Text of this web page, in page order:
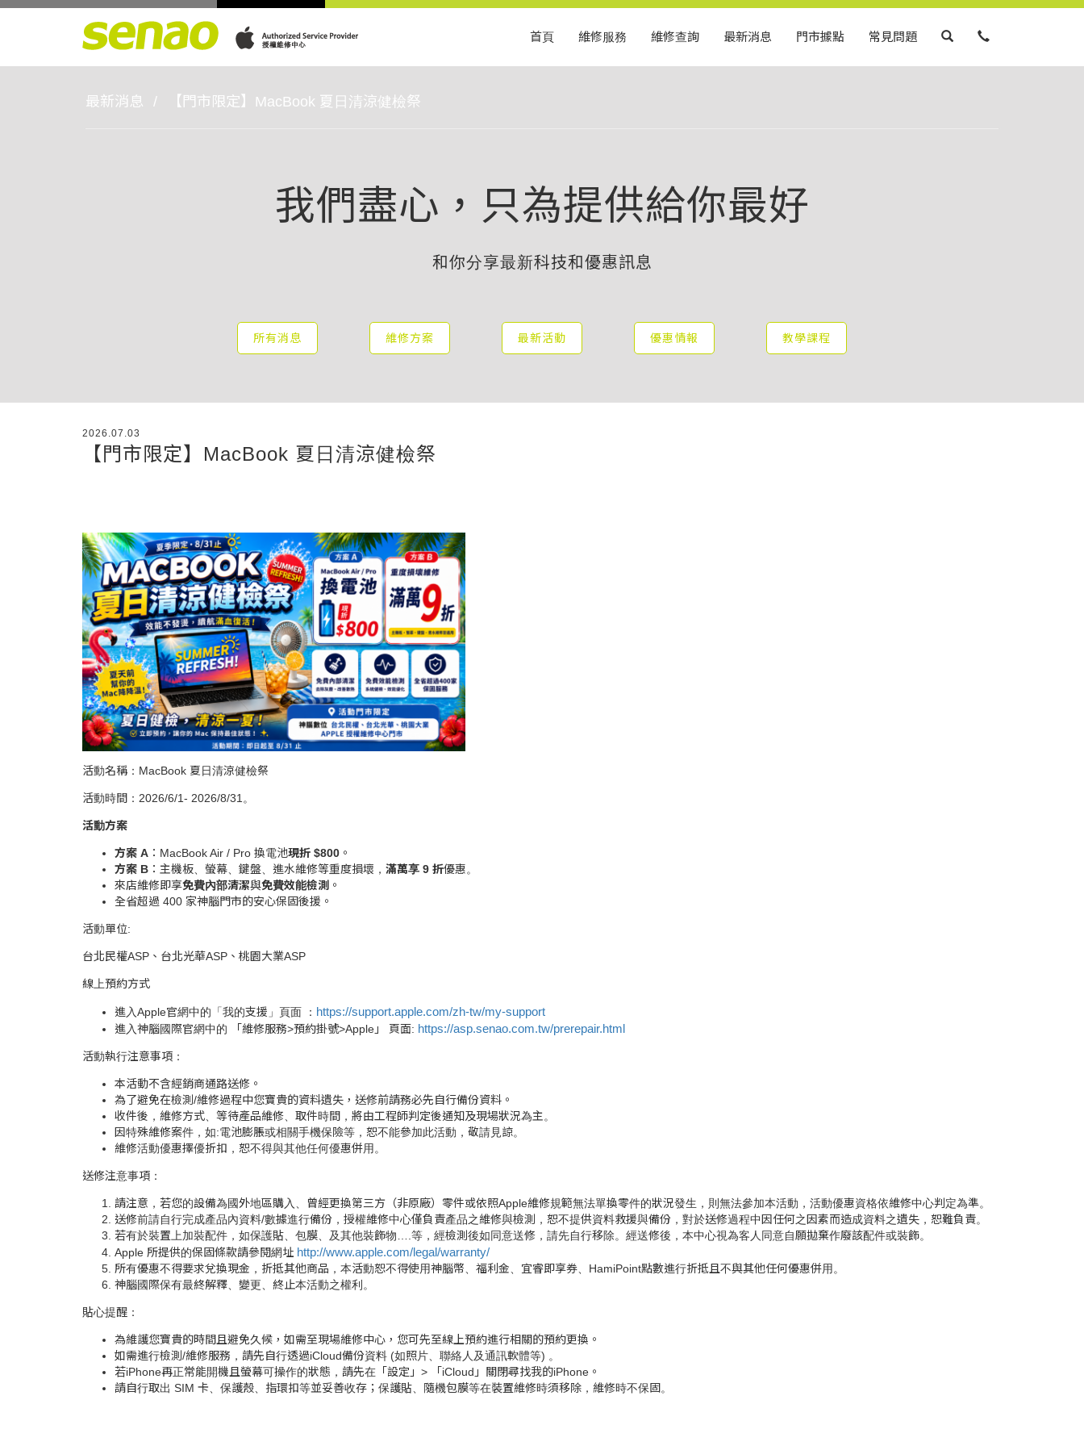
首頁 維修服務 維修查詢 最新消息 門市據點 常見問題
最新消息 【門市限定】MacBook 夏日清涼健檢祭
我們盡心，只為提供給你最好
和你分享最新科技和優惠訊息
所有消息 維修方案 最新活動 優惠情報 教學課程
2026.07.03
【門市限定】MacBook 夏日清涼健檢祭
活動名稱：MacBook 夏日清涼健檢祭
活動時間：2026/6/1- 2026/8/31。
活動方案
方案 A ：MacBook Air / Pro 換電池現折 $800 。
方案 B ：主機板、螢幕、鍵盤、進水維修等重度損壞， 滿萬享 9 折優惠。
來店維修即享免費內部清潔與免費效能檢測 。
全省超過 400 家神腦門市的安心保固後援。
活動單位:
台北民權ASP、台北光華ASP、桃園大業ASP
線上預約方式
進入Apple官網中的「我的支援」頁面 ： https://support.apple.com/zh-tw/my-support
進入神腦國際官網中的 「維修服務>預約掛號>Apple」 頁面: https://asp.senao.com.tw/prerepair.html
活動執行注意事項：
本活動不含經銷商通路送修。
為了避免在檢測/維修過程中您寶貴的資料遺失，送修前請務必先自行備份資料。
收件後，維修方式、等待產品維修、取件時間，將由工程師判定後通知及現場狀況為主。
因特殊維修案件，如:電池膨脹或相關手機保險等，恕不能參加此活動，敬請見諒。
維修活動優惠擇優折扣，恕不得與其他任何優惠併用。
送修注意事項：
請注意，若您的設備為國外地區購入、曾經更換第三方（非原廠）零件或依照Apple維修規範無法單換零件的狀況發生，則無法參加本活動，活動優惠資格依維修中心判定為準。
送修前請自行完成產品內資料/數據進行備份，授權維修中心僅負責產品之維修與檢測，恕不提供資料救援與備份，對於送修過程中因任何之因素而造成資料之遺失，恕難負責。
若有於裝置上加裝配件，如保護貼、包膜、及其他裝飾物….等，經檢測後如同意送修，請先自行移除。經送修後，本中心視為客人同意自願拋棄作廢該配件或裝飾。
Apple 所提供的保固條款請參閱網址 http://www.apple.com/legal/warranty/
所有優惠不得要求兌換現金，折抵其他商品，本活動恕不得使用神腦幣、福利金、宜睿即享券、HamiPoint點數進行折抵且不與其他任何優惠併用。
神腦國際保有最終解釋、變更、終止本活動之權利。
貼心提醒：
為維護您寶貴的時間且避免久候，如需至現場維修中心，您可先至線上預約進行相關的預約更換。
如需進行檢測/維修服務，請先自行透過iCloud備份資料 (如照片、聯絡人及通訊軟體等) 。
若iPhone再正常能開機且螢幕可操作的狀態，請先在「設定」> 「iCloud」關閉尋找我的iPhone。
請自行取出 SIM 卡、保護殼、指環扣等並妥善收存；保護貼、隨機包膜等在裝置維修時須移除，維修時不保固。